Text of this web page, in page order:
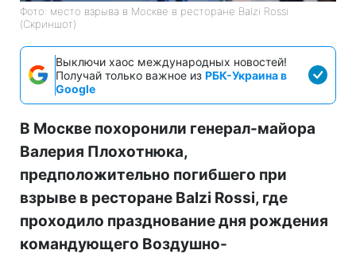
Фото: место взрыва в Москве в ресторане Balzi Rossi
(Скриншот)
Выключи хаос международных новостей!
Получай только важное из РБК-Украина в
Google
В Москве похоронили генерал-майора
Валерия Плохотнюка,
предположительно погибшего при
взрыве в ресторане Balzi Rossi, где
проходило празднование дня рождения
командующего Воздушно-